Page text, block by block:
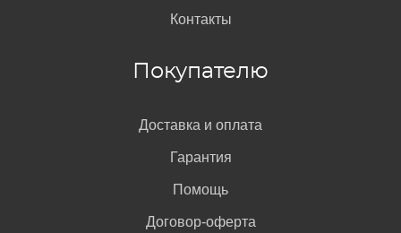
Контакты
Покупателю
Доставка и оплата
Гарантия
Помощь
Договор-оферта